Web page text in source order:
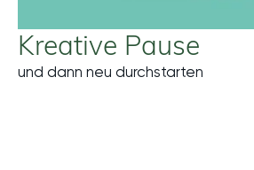
Kreative Pause
und dann neu durchstarten